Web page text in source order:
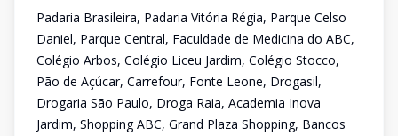
Padaria Brasileira, Padaria Vitória Régia, Parque Celso
Daniel, Parque Central, Faculdade de Medicina do ABC,
Colégio Arbos, Colégio Liceu Jardim, Colégio Stocco,
Pão de Açúcar, Carrefour, Fonte Leone, Drogasil,
Drogaria São Paulo, Droga Raia, Academia Inova
Jardim, Shopping ABC, Grand Plaza Shopping, Bancos